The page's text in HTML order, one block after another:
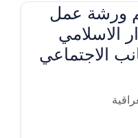
ورشة عمل
الاسلامي
الاجتماعي